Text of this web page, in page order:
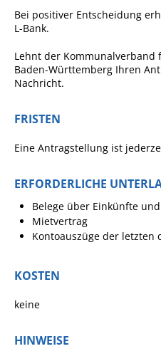
Bei positiver Entscheidung
L-Bank.
Lehnt der Kommunalverband
Baden-Württemberg Ihren
Nachricht.
FRISTEN
Eine Antragstellung ist
ERFORDERLICHE
Belege über Einkünfte
Mietvertrag
Kontoauszüge der letzten
KOSTEN
keine
HINWEISE